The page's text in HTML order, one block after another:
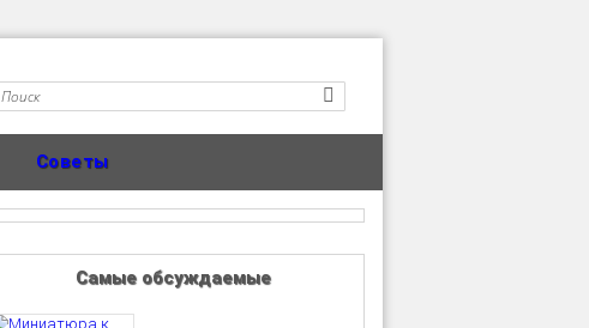
Советы
Самые обсуждаемые